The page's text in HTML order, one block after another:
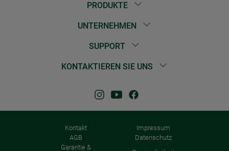
PRODUKTE
UNTERNEHMEN
SUPPORT
KONTAKTIEREN SIE UNS
Kontakt
Impressum
AGB
Datenschutz
Garantie &